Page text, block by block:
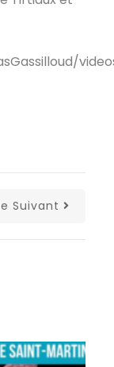
Suivant